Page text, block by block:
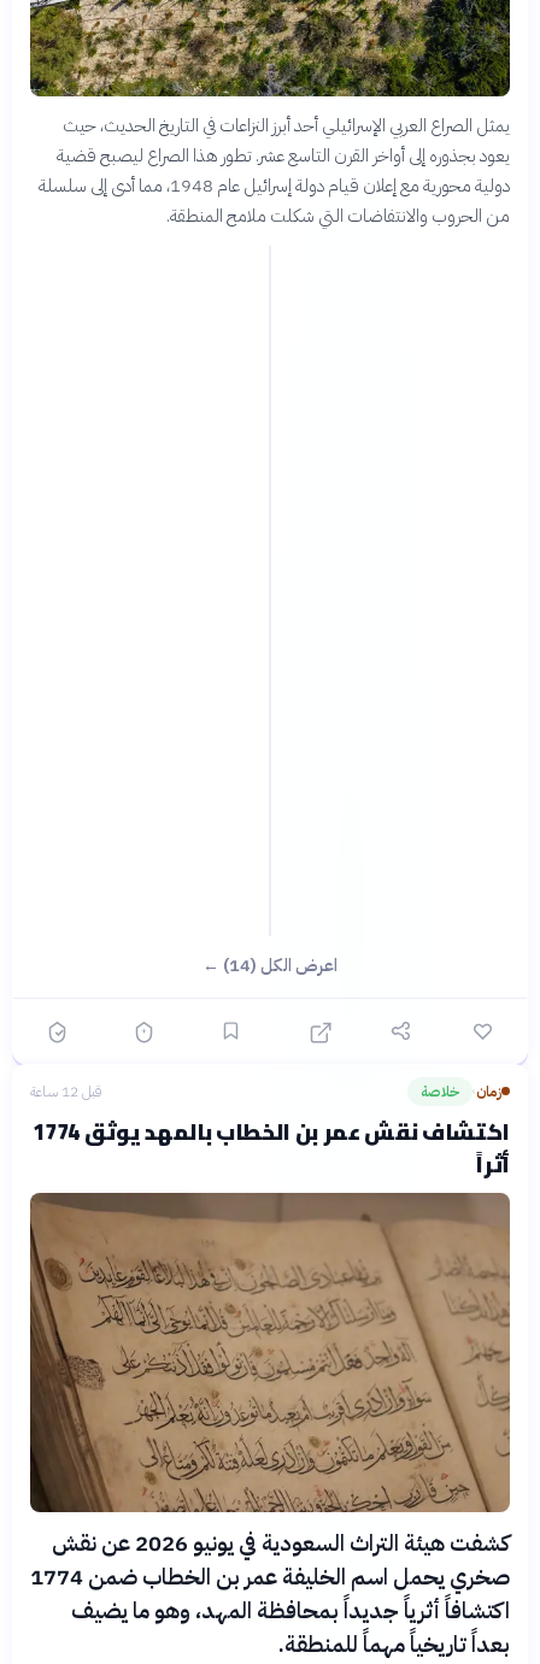
يمثل الصراع العربي الإسرائيلي أحد أبرز النزاعات في التاريخ الحديث، حيث
يعود بجذوره إلى أواخر القرن التاسع عشر. تطور هذا الصراع ليصبح قضية
دولية محورية مع إعلان قيام دولة إسرائيل عام 1948، مما أدى إلى سلسلة
من الحروب والانتفاضات التي شكلت ملامح المنطقة.
اعرض الكل (14) ←
زمان› خلاصة قبل 12 ساعة
اكتشاف نقش عمر بن الخطاب بالمهد يوثق 1774
أثراً
كشفت هيئة التراث السعودية في يونيو 2026 عن نقش
صخري يحمل اسم الخليفة عمر بن الخطاب ضمن 1774
اكتشافاً أثرياً جديداً بمحافظة المهد، وهو ما يضيف
بعداً تاريخياً مهماً للمنطقة.